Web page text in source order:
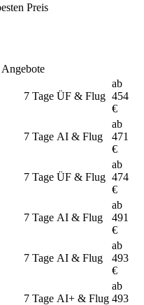
Preis
7 Tage ÜF & Flug
ab
454
€
7 Tage AI & Flug
ab
471
€
7 Tage ÜF & Flug
ab
474
€
7 Tage AI & Flug
ab
491
€
7 Tage AI & Flug
ab
493
€
7 Tage AI+ & Flug
ab
493